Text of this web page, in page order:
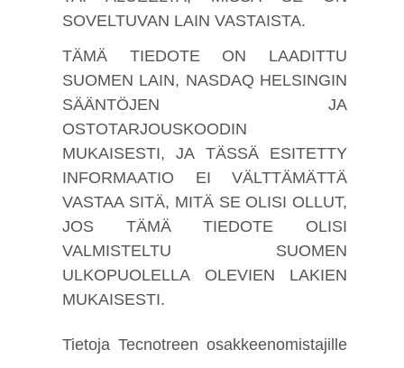
SOVELTUVAN LAIN VASTAISTA.
TÄMÄ TIEDOTE ON LAADITTU
SUOMEN LAIN, NASDAQ HELSINGIN
SÄÄNTÖJEN JA
OSTOTARJOUSKOODIN
MUKAISESTI, JA TÄSSÄ ESITETTY
INFORMAATIO EI VÄLTTÄMÄTTÄ
VASTAA SITÄ, MITÄ SE OLISI OLLUT,
JOS TÄMÄ TIEDOTE OLISI
VALMISTELTU SUOMEN
ULKOPUOLELLA OLEVIEN LAKIEN
MUKAISESTI.
Tietoja Tecnotreen osakkeenomistajille